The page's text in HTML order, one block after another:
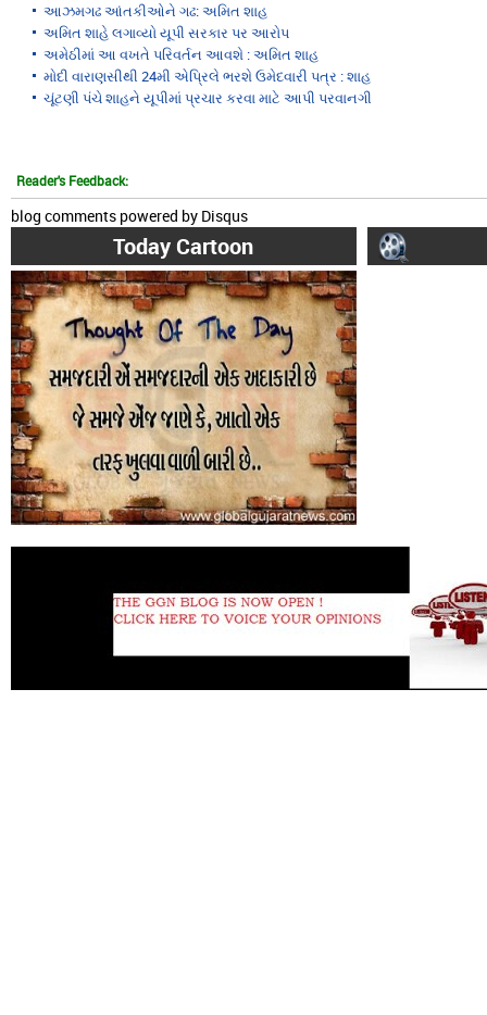
આઝમગઢ આંતકીઓને ગઢ: અમિત શાહ
અમિત શાહે લગાવ્યો યૂપી સરકાર પર આરોપ
અમેઠીમાં આ વખતે પરિવર્તન આવશે : અમિત શાહ
મોદી વારાણસીથી 24મી એપ્રિલે ભરશે ઉમેદવારી પત્ર : શાહ
ચૂંટણી પંચે શાહને યૂપીમાં પ્રચાર કરવા માટે આપી પરવાનગી
Reader's Feedback:
blog comments powered by Disqus
Today Cartoon